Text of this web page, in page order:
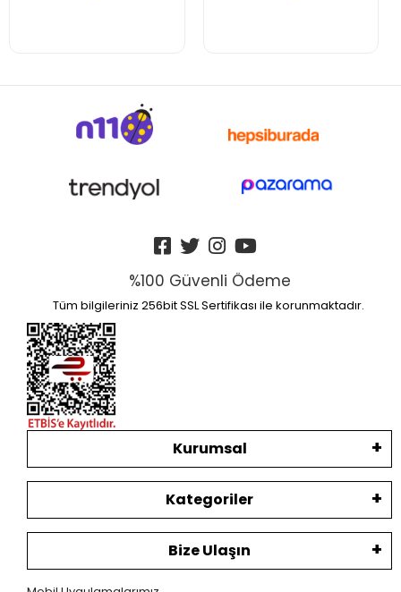
%100 Güvenli Ödeme
Tüm bilgileriniz 256bit SSL Sertifikası ile korunmaktadır.
Kurumsal
Kategoriler
Bize Ulaşın